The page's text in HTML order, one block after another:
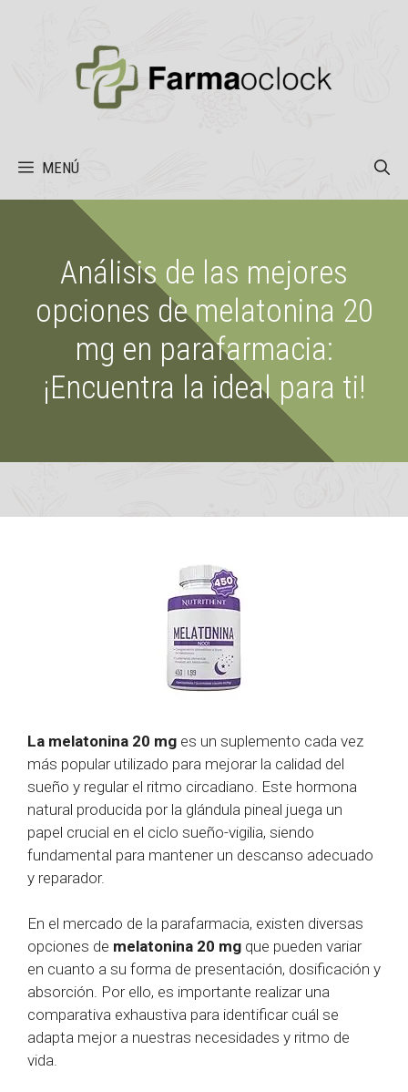
MENÚ
Análisis de las mejores
opciones de melatonina 20
mg en parafarmacia:
¡Encuentra la ideal para ti!
La melatonina 20 mg es un suplemento cada vez
más popular utilizado para mejorar la calidad del
sueño y regular el ritmo circadiano. Este hormona
natural producida por la glándula pineal juega un
papel crucial en el ciclo sueño-vigilia, siendo
fundamental para mantener un descanso adecuado
y reparador.
En el mercado de la parafarmacia, existen diversas
opciones de melatonina 20 mg que pueden variar
en cuanto a su forma de presentación, dosificación y
absorción. Por ello, es importante realizar una
comparativa exhaustiva para identificar cuál se
adapta mejor a nuestras necesidades y ritmo de
vida.